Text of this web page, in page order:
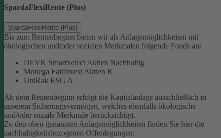
SpardaFlexiRente (Plus)
SpardaFlexiRente (Plus)
Bis zum Rentenbeginn bieten wir als Anlagemöglichkeiten mit
ökologischen und/oder sozialen Merkmalen folgende Fonds an:
DEVK SmartSelect Aktien Nachhaltig
Monega FairInvest Aktien R
UniRak ESG A
Ab dem Rentenbeginn erfolgt die Kapitalanlage ausschließlich in
unserem Sicherungsvermögen, welches ebenfalls ökologische
und/oder soziale Merkmale berücksichtigt.
Zu den oben genannten Anlagemöglichkeiten finden Sie hier die
nachhaltigkeitsbezogenen Offenlegungen: